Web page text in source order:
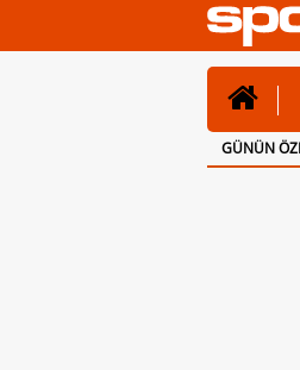
GÜNÜN
CANLI